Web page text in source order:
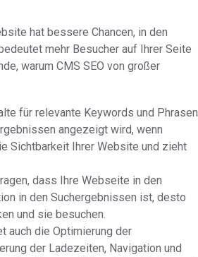
hat bessere Chancen, in den
mehr Besucher auf Ihrer Seite
warum CMS SEO von großer
für relevante Keywords und Phrasen
angezeigt wird, wenn
Sichtbarkeit Ihrer Website und zieht
dass Ihre Webseite in den
in den Suchergebnissen ist, desto
und sie besuchen.
auch die Optimierung der
der Ladezeiten, Navigation und